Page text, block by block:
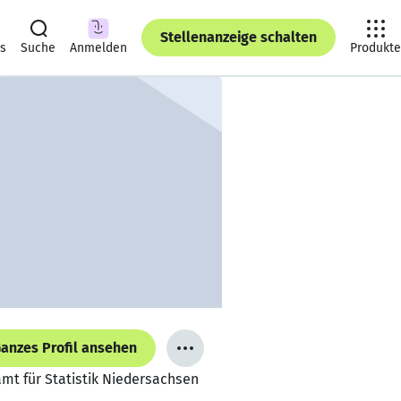
Suche Anmelden
Stellenanzeige schalten
Produkte
Profil ansehen
für Statistik Niedersachsen